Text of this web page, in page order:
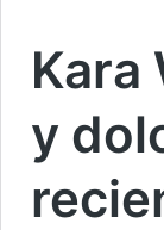
Kara
y